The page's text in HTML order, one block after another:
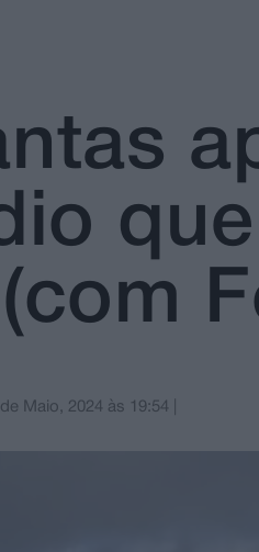
Maio, 2024 às 19:54